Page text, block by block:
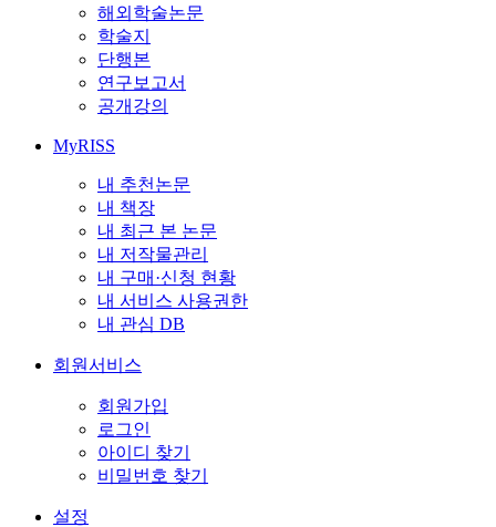
해외학술논문
학술지
단행본
연구보고서
공개강의
MyRISS
내 추천논문
내 책장
내 최근 본 논문
내 저작물관리
내 구매·신청 현황
내 서비스 사용권한
내 관심 DB
회원서비스
회원가입
로그인
아이디 찾기
비밀번호 찾기
설정